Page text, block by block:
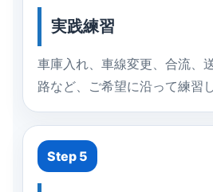
実践練習
車庫入れ、車線変更、合流、
路など、ご希望に沿って練習
Step 5